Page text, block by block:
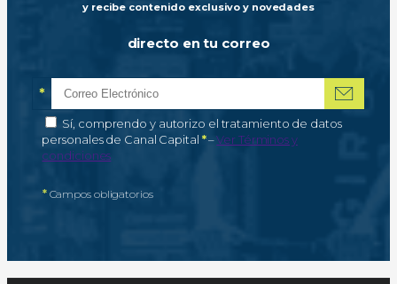
y recibe contenido exclusivo y novedades
directo en tu correo
Correo electrónico
*Campo obligatorio
Autorización de tratamiento de datos personales
Sí, comprendo y autorizo el tratamiento de datos
personales de Canal Capital *–Campo obligatorio
Ver Términos y
condiciones
*Campos obligatorios